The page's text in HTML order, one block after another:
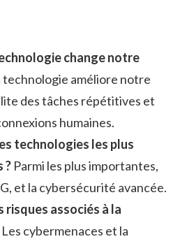
change notre
technologie améliore notre
des tâches répétitives et
humaines.
technologies les plus
? Parmi les plus importantes,
et la cybersécurité avancée.
risques associés à la
Les cybermenaces et la